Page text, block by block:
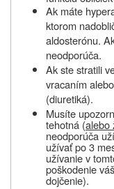
Ak máte
ktorom
aldosterónu.
neodporúča.
Ak ste stratili
vracaním
(diuretiká).
Musíte
tehotná (alebo
neodporúča
užívať po 3
užívanie v
poškodenie
dojčenie).